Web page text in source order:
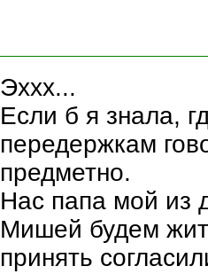
Эххх...
Если б я знала,
передержкам
предметно.
Нас папа мой из
Мишей будем
принять